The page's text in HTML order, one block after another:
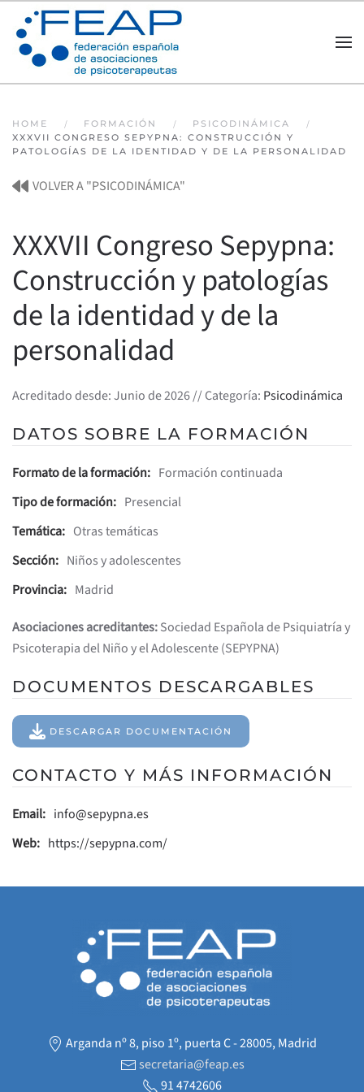
Skip to main content
HOME FORMACIÓN
PSICODINÁMICA
XXXVII CONGRESO SEPYPNA: CONSTRUCCIÓN Y
PATOLOGÍAS DE LA IDENTIDAD Y DE LA PERSONALIDAD
VOLVER A "PSICODINÁMICA"
XXXVII Congreso Sepypna:
Construcción y patologías
de la identidad y de la
personalidad
Acreditado desde: Junio de 2026 // Categoría: Psicodinámica
DATOS SOBRE LA FORMACIÓN
Formato de la formación: Formación continuada
Tipo de formación: Presencial
Temática: Otras temáticas
Sección: Niños y adolescentes
Provincia: Madrid
Asociaciones acreditantes:Sociedad Española de Psiquiatrí­a y
Psicoterapia del Niño y el Adolescente (SEPYPNA)
DOCUMENTOS DESCARGABLES
DESCARGAR DOCUMENTACIÓN
CONTACTO Y MÁS INFORMACIÓN
Email: info@sepypna.es
Web: https://sepypna.com/
Arganda nº 8, piso 1º, puerta C - 28005, Madrid
secretaria@feap.es
91 4742606